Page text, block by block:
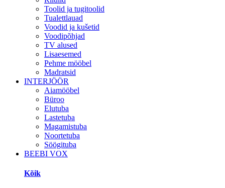
Toolid ja tugitoolid
Tualettlauad
Voodid ja kušetid
Voodipõhjad
TV alused
Lisaesemed
Pehme mööbel
Madratsid
INTERJÖÖR
Aiamööbel
Büroo
Elutuba
Lastetuba
Magamistuba
Noortetuba
Söögituba
BEEBI VOX
Kõik